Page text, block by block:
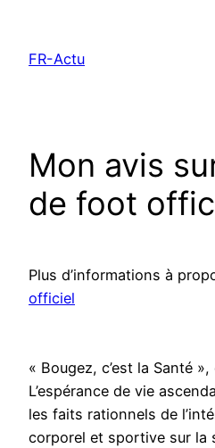
contenu
FR-Actu
Mon avis
de foot
Plus d’informations à
officiel
« Bougez, c’est la Santé
L’espérance de vie
les faits rationnels de
corporel et sportive sur la